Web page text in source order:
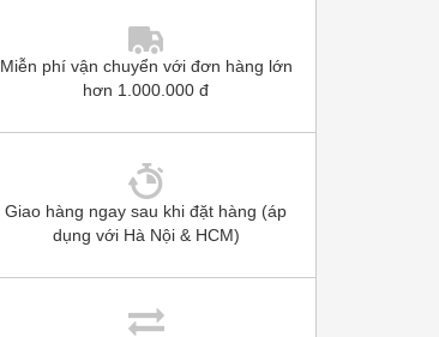
Miễn phí vận chuyển với đơn hàng lớn
hơn 1.000.000 đ
Giao hàng ngay sau khi đặt hàng (áp
dụng với Hà Nội & HCM)